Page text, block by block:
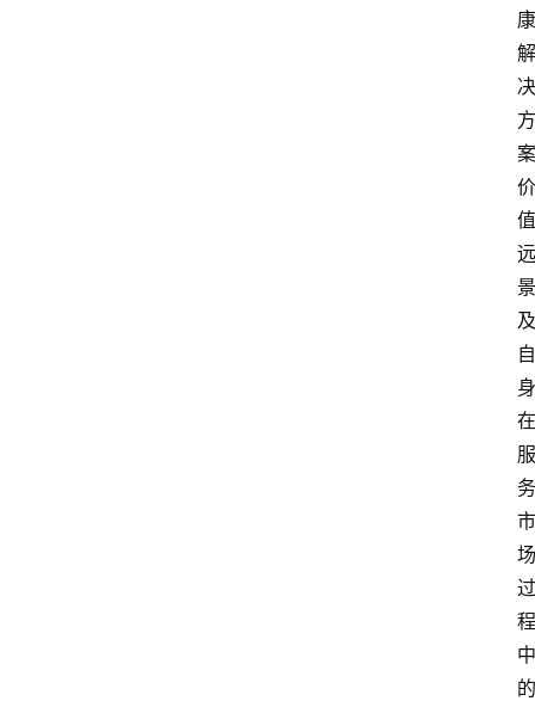
康
解
决
方
案
价
值
远
景
及
自
身
在
服
务
市
场
过
程
中
的